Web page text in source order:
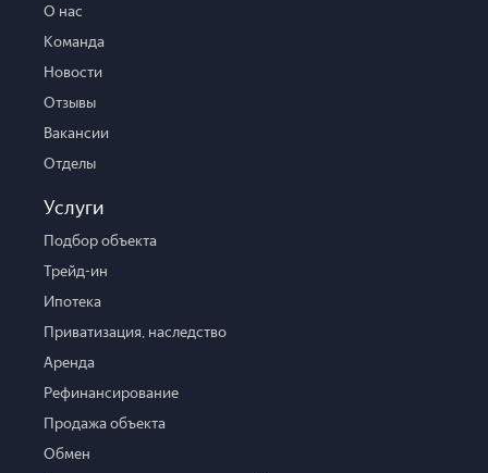
О нас
Команда
Новости
Отзывы
Вакансии
Отделы
Услуги
Подбор объекта
Трейд-ин
Ипотека
Приватизация, наследство
Аренда
Рефинансирование
Продажа объекта
Обмен